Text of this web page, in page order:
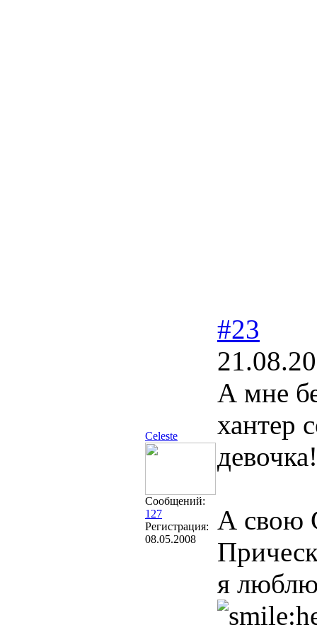
Celeste
Сообщений:
127
Регистрация:
08.05.2008
#23
А мне
хантер
А свою
я